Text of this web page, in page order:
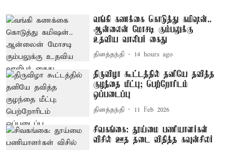
வங்கி கணக்கை கொடுத்து கமிஷன்..
ஆன்லைன் மோசடி கும்பலுக்கு
உதவிய வாலிபர் கைது
தினத்தந்தி 14 hours ago
திருவிழா கூட்டத்தில் தனியே தவித்த
குழந்தை மீட்பு; பெற்றோரிடம்
ஒப்படைப்பு
தினத்தந்தி 11 Feb 2026
சிவகங்கை: தூய்மை பணியாளர்கள்
விசில் ஊத தடை விதித்த கவுன்சிலர்